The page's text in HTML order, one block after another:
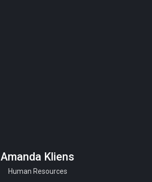
Amanda Kliens
Human Resources